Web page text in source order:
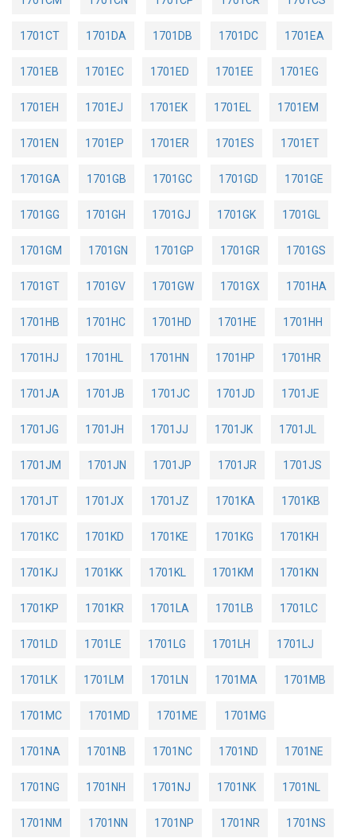
1701CT 1701DA 1701DB 1701DC 1701EA
1701EB 1701EC 1701ED 1701EE 1701EG
1701EH 1701EJ 1701EK 1701EL 1701EM
1701EN 1701EP 1701ER 1701ES 1701ET
1701GA 1701GB 1701GC 1701GD 1701GE
1701GG 1701GH 1701GJ 1701GK 1701GL
1701GM 1701GN 1701GP 1701GR 1701GS
1701GT 1701GV 1701GW 1701GX 1701HA
1701HB 1701HC 1701HD 1701HE 1701HH
1701HJ 1701HL 1701HN 1701HP 1701HR
1701JA 1701JB 1701JC 1701JD 1701JE
1701JG 1701JH 1701JJ 1701JK 1701JL
1701JM 1701JN 1701JP 1701JR 1701JS
1701JT 1701JX 1701JZ 1701KA 1701KB
1701KC 1701KD 1701KE 1701KG 1701KH
1701KJ 1701KK 1701KL 1701KM 1701KN
1701KP 1701KR 1701LA 1701LB 1701LC
1701LD 1701LE 1701LG 1701LH 1701LJ
1701LK 1701LM 1701LN 1701MA 1701MB
1701MC 1701MD 1701ME 1701MG
1701NA 1701NB 1701NC 1701ND 1701NE
1701NG 1701NH 1701NJ 1701NK 1701NL
1701NM 1701NN 1701NP 1701NR 1701NS